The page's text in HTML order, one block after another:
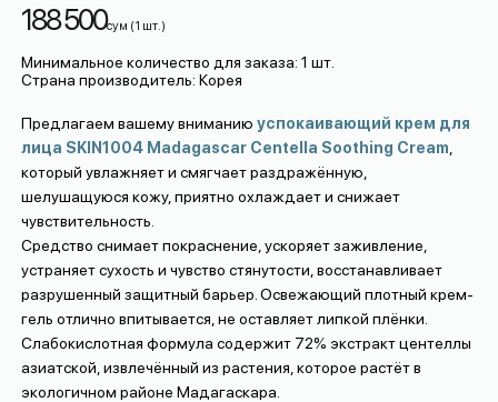
188 500сум (1 шт. )
Минимальное количество для заказа: 1 шт.
Страна производитель: Корея
Предлагаем вашему вниманию успокаивающий крем для
лица SKIN1004 Madagascar Centella Soothing Cream
который увлажняет и смягчает раздражённую,
шелушащуюся кожу, приятно охлаждает и снижает
чувствительность.
Средство снимает покраснение, ускоряет заживление,
устраняет сухость и чувство стянутости, восстанавливает
разрушенный защитный барьер. Освежающий плотный крем-
гель отлично впитывается, не оставляет липкой плёнки.
Слабокислотная формула содержит 72% экстракт центеллы
азиатской, извлечённый из растения, которое растёт в
экологичном районе Мадагаскара.